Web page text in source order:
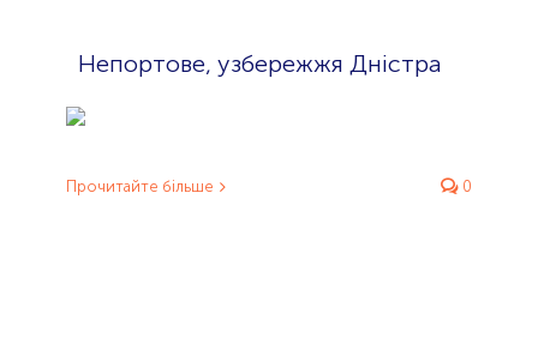
Непортове, узбережжя Дністра
Прочитайте більше 0